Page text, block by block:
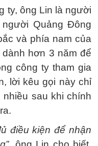
ty, ông Lin là người
Quảng Đông
và phía nam của
hơn 3 năm để
công ty tham gia
lời kêu gọi này chỉ
sau khi chính
điều kiện để nhận